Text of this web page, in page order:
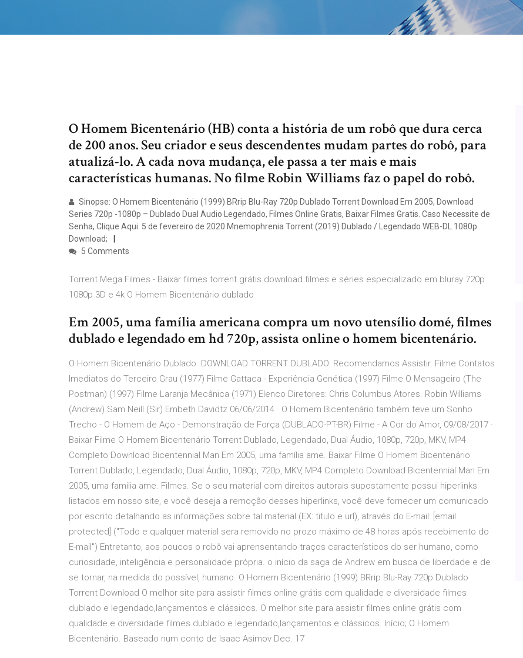
O Homem Bicentenário (HB) conta a história de um robô que dura cerca
de 200 anos. Seu criador e seus descendentes mudam partes do robô, para
atualizá-lo. A cada nova mudança, ele passa a ter mais e mais
características humanas. No filme Robin Williams faz o papel do robô.
Sinopse: O Homem Bicentenário (1999) BRrip Blu-Ray 720p Dublado Torrent Download Em 2005, Download
Series 720p -1080p – Dublado Dual Audio Legendado, Filmes Online Gratis, Baixar Filmes Gratis. Caso Necessite de
Senha, Clique Aqui. 5 de fevereiro de 2020 Mnemophrenia Torrent (2019) Dublado / Legendado WEB-DL 1080p
Download;
5 Comments
Torrent Mega Filmes - Baixar filmes torrent grátis download filmes e séries especializado em bluray 720p
1080p 3D e 4k O Homem Bicentenário dublado
Em 2005, uma família americana compra um novo utensílio domé, filmes
dublado e legendado em hd 720p, assista online o homem bicentenário.
O Homem Bicentenário Dublado. DOWNLOAD TORRENT DUBLADO. Recomendamos Assistir. Filme Contatos
Imediatos do Terceiro Grau (1977) Filme Gattaca - Experiência Genética (1997) Filme O Mensageiro (The
Postman) (1997) Filme Laranja Mecânica (1971) Elenco Diretores: Chris Columbus Atores. Robin Williams
(Andrew) Sam Neill (Sir) Embeth Davidtz 06/06/2014 · O Homem Bicentenário também teve um Sonho
Trecho - O Homem de Aço - Demonstração de Força (DUBLADO-PT-BR) Filme - A Cor do Amor, 09/08/2017 ·
Baixar Filme O Homem Bicentenário Torrent Dublado, Legendado, Dual Áudio, 1080p, 720p, MKV, MP4
Completo Download Bicentennial Man Em 2005, uma família ame. Baixar Filme O Homem Bicentenário
Torrent Dublado, Legendado, Dual Áudio, 1080p, 720p, MKV, MP4 Completo Download Bicentennial Man Em
2005, uma família ame. Filmes. Se o seu material com direitos autorais supostamente possui hiperlinks
listados em nosso site, e você deseja a remoção desses hiperlinks, você deve fornecer um comunicado
por escrito detalhando as informações sobre tal material (EX: titulo e url), através do E-mail: [email
protected] ("Todo e qualquer material sera removido no prozo máximo de 48 horas após recebimento do
E-mail") Entretanto, aos poucos o robô vai aprensentando traços característicos do ser humano, como
curiosidade, inteligência e personalidade própria. o início da saga de Andrew em busca de liberdade e de
se tornar, na medida do possível, humano. O Homem Bicentenário (1999) BRrip Blu-Ray 720p Dublado
Torrent Download O melhor site para assistir filmes online grátis com qualidade e diversidade filmes
dublado e legendado,lançamentos e clássicos. O melhor site para assistir filmes online grátis com
qualidade e diversidade filmes dublado e legendado,lançamentos e clássicos. Início; O Homem
Bicentenário. Baseado num conto de Isaac Asimov Dec. 17